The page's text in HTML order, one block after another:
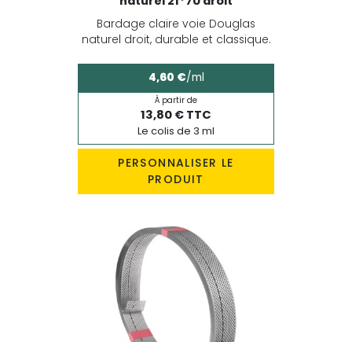
Bardage claire voie Douglas
naturel droit, durable et classique.
4,60 €/ml
À partir de
13,80 € TTC
Le colis de 3 ml
PERSONNALISER LE
PRODUIT